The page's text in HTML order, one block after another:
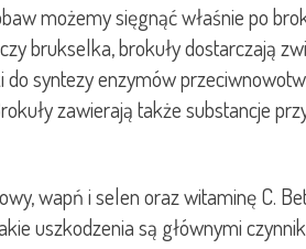
możemy sięgnąć właśnie po
brukselka, brokuły dostarczają
syntezy enzymów
zawierają także substancje
wapń i selen oraz witaminę C.
uszkodzenia są głównymi